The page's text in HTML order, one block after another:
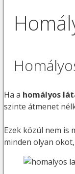
Ha a homályos
szinte átmenet
Ezek közül nem is
minden olyan